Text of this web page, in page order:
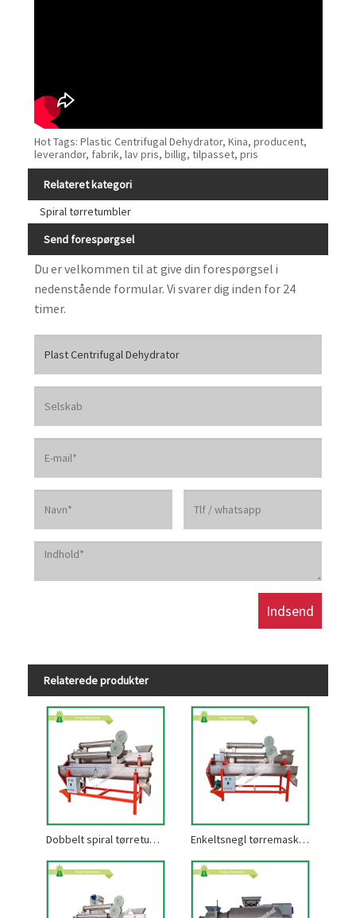
Hot Tags: Plastic Centrifugal Dehydrator, Kina, producent,
leverandør, fabrik, lav pris, billig, tilpasset, pris
Relateret kategori
Spiral tørretumbler
Send forespørgsel
Du er velkommen til at give din forespørgsel i
nedenstående formular. Vi svarer dig inden for 24
timer.
Relaterede produkter
Dobbelt spiral tørretumbler Enkeltsnegl tørremaskine